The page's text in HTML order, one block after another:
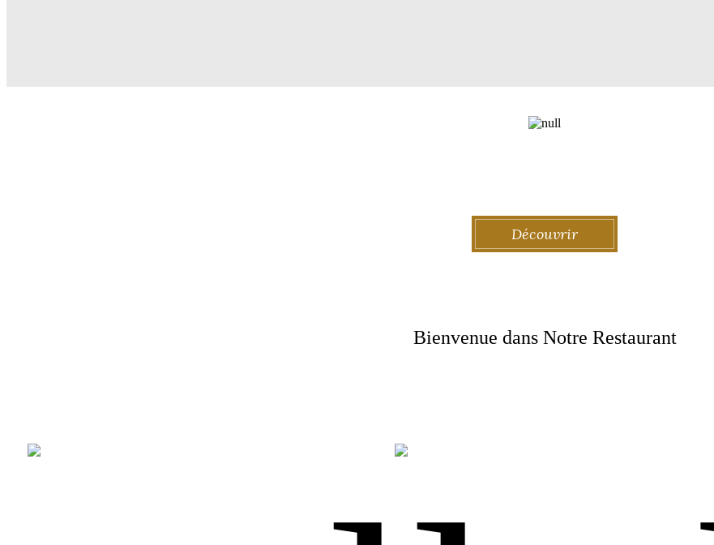
Découvrir
Bienvenue dans Notre Restaurant